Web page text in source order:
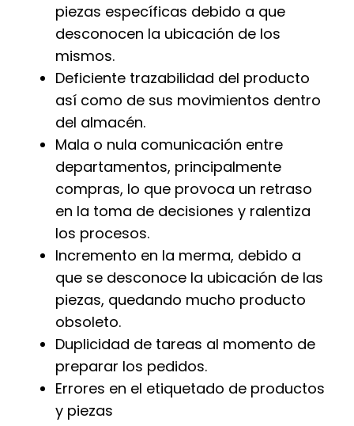
piezas específicas debido a que
desconocen la ubicación de los
mismos.
Deficiente trazabilidad del producto
así como de sus movimientos dentro
del almacén.
Mala o nula comunicación entre
departamentos, principalmente
compras, lo que provoca un retraso
en la toma de decisiones y ralentiza
los procesos.
Incremento en la merma, debido a
que se desconoce la ubicación de las
piezas, quedando mucho producto
obsoleto.
Duplicidad de tareas al momento de
preparar los pedidos.
Errores en el etiquetado de productos
y piezas